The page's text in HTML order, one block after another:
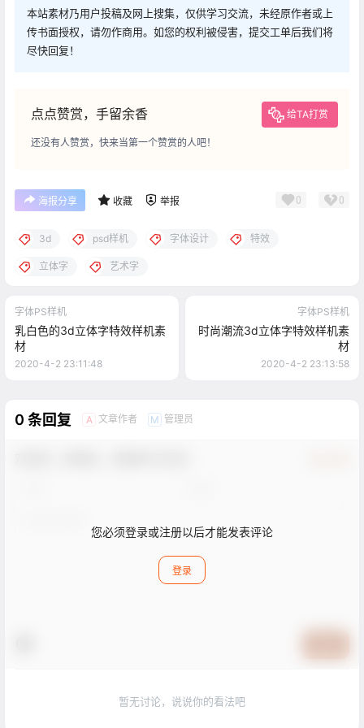
本站素材乃用户投稿及网上搜集，仅供学习交流，未经原作者或上
传书面授权，请勿作商用。如您的权利被侵害，提交工单后我们将
尽快回复！
点点赞赏，手留余香 给TA打赏
还没有人赞赏，快来当第一个赞赏的人吧！
海报分享 收藏 举报 0 0
3d psd样机 字体设计 特效
立体字 艺术字
字体PS样机
乳白色的3d立体字特效样机素
材
2020-4-2 23:11:48
字体PS样机
时尚潮流3d立体字特效样机素
材
2020-4-2 23:13:58
0 条回复 A 文章作者 M 管理员
您必须登录或注册以后才能发表评论
登录
暂无讨论，说说你的看法吧